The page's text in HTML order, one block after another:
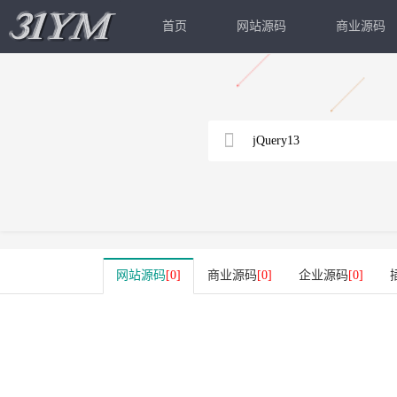
首页 网站源码 商业源码
网站源码[0] 商业源码[0] 企业源码[0]